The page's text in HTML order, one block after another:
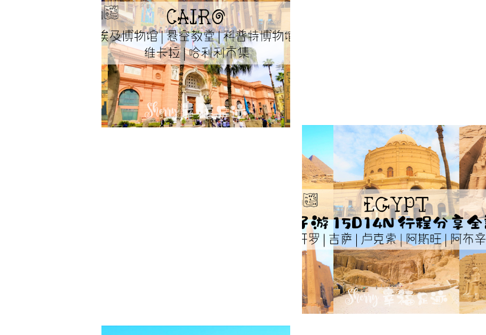
【开罗】依依不舍的最后一站
APRIL 23, 2020
【埃及】亲子游 15D14N 行程
分享全记录
MAY 3, 2019